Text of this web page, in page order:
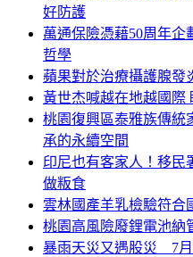
好防護
萬通保險憑藉50周年企
哲學
蘋果對於治療攝護腺發
黃世杰喊越在地越國際
桃園復興區泰雅族傳統
承的永續空間
印尼也有客家人！移民
做粄食
雲林國產羊乳檢驗符
桃園高風險廢鋰電池納
暴雨天災又遇股災 7